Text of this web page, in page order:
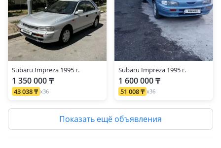
Subaru Impreza 1995 г.
1 350 000 ₸
43 038 ₸ x36
Subaru Impreza 1995 г.
1 600 000 ₸
51 008 ₸ x36
Показать ещё объявления